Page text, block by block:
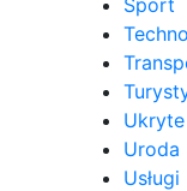
Uroda
Usługi